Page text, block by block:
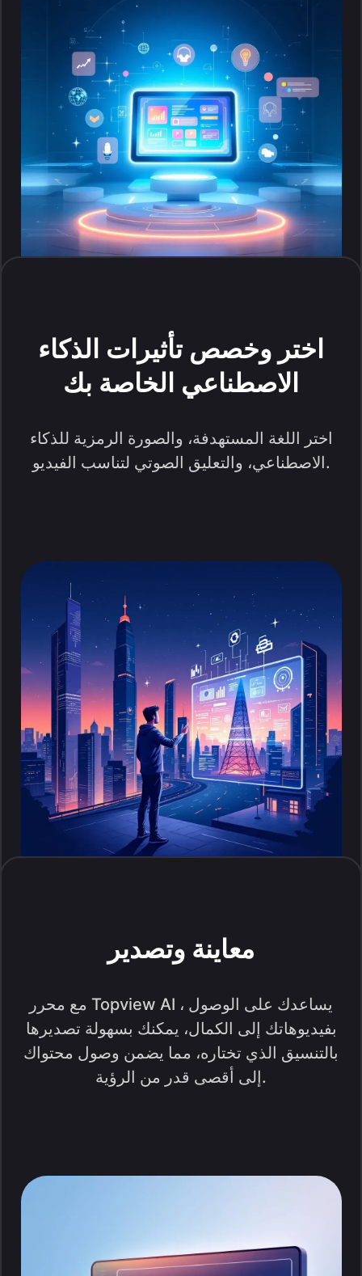
اختر وخصص تأثيرات الذكاء
الاصطناعي الخاصة بك
اختر اللغة المستهدفة، والصورة الرمزية للذكاء
الاصطناعي، والتعليق الصوتي لتناسب الفيديو.
معاينة وتصدير
مع محرر Topview AI ، يساعدك على الوصول
بفيديوهاتك إلى الكمال، يمكنك بسهولة تصديرها
بالتنسيق الذي تختاره، مما يضمن وصول محتواك
إلى أقصى قدر من الرؤية.